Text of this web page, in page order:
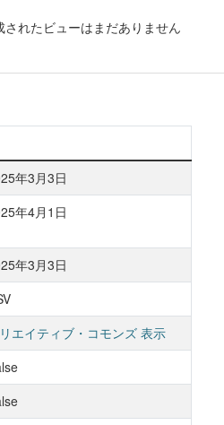
れたビューはまだありません
年3月3日
年4月1日
年3月3日
エイティブ・コモンズ 表示